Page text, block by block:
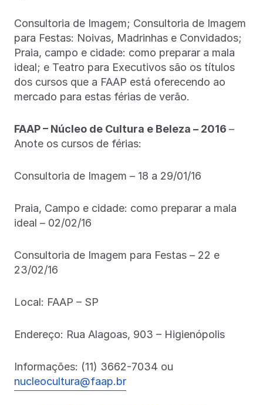
Consultoria de Imagem; Consultoria de Imagem
para Festas: Noivas, Madrinhas e Convidados;
Praia, campo e cidade: como preparar a mala
ideal; e Teatro para Executivos são os títulos
dos cursos que a FAAP está oferecendo ao
mercado para estas férias de verão.
FAAP – Núcleo de Cultura e Beleza – 2016 –
Anote os cursos de férias:
Consultoria de Imagem – 18 a 29/01/16
Praia, Campo e cidade: como preparar a mala
ideal – 02/02/16
Consultoria de Imagem para Festas – 22 e
23/02/16
Local: FAAP – SP
Endereço: Rua Alagoas, 903 – Higienópolis
Informações: (11) 3662-7034 ou
nucleocultura@faap.br